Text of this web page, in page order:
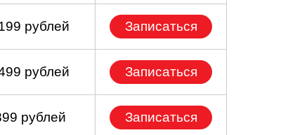
рублей Записаться
рублей Записаться
рублей Записаться